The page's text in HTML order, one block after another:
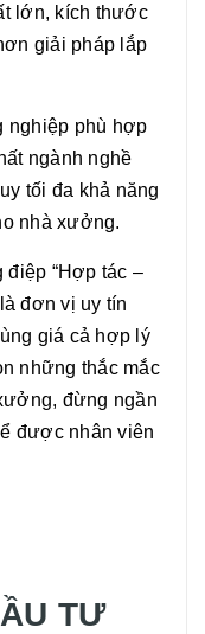
lớn, kích thước
giải pháp lắp
nghiệp phù hợp
ngành nghề
tối đa khả năng
nhà xưởng.
“Hợp tác –
đơn vị uy tín
giá cả hợp lý
những thắc mắc
, đừng ngần
được nhân viên
TƯ